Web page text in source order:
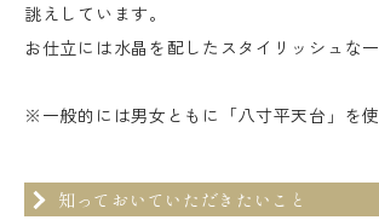
誂えしています。
お仕立には水晶を配したスタイリッシュな一
※一般的には男女ともに「八寸平天台」を使
知っておいていただきたいこと